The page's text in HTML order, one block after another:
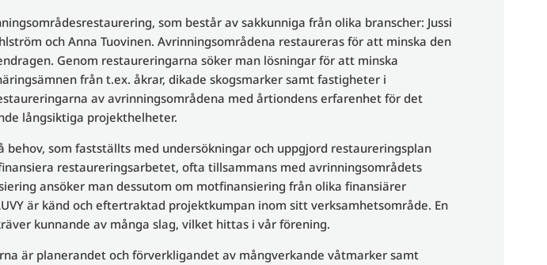
som består av sakkunniga från olika branscher: Jussi
och Anna Tuovinen. Avrinningsområdena restaureras för att minska den
Genom restaureringarna söker man lösningar för att minska
från t.ex. åkrar, dikade skogsmarker samt fastigheter i
av avrinningsområdena med årtiondens erfarenhet för det
långsiktiga projekthelheter.
som fastställts med undersökningar och uppgjord restaureringsplan
restaureringsarbetet, ofta tillsammans med avrinningsområdets
ansöker man dessutom om motfinansiering från olika finansiärer
är känd och eftertraktad projektkumpan inom sitt verksamhetsområde. En
kunnande av många slag, vilket hittas i vår förening.
är planerandet och förverkligandet av mångverkande våtmarker samt